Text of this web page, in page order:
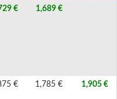
€ 1,689 €
€ 1,785 € 1,905 €